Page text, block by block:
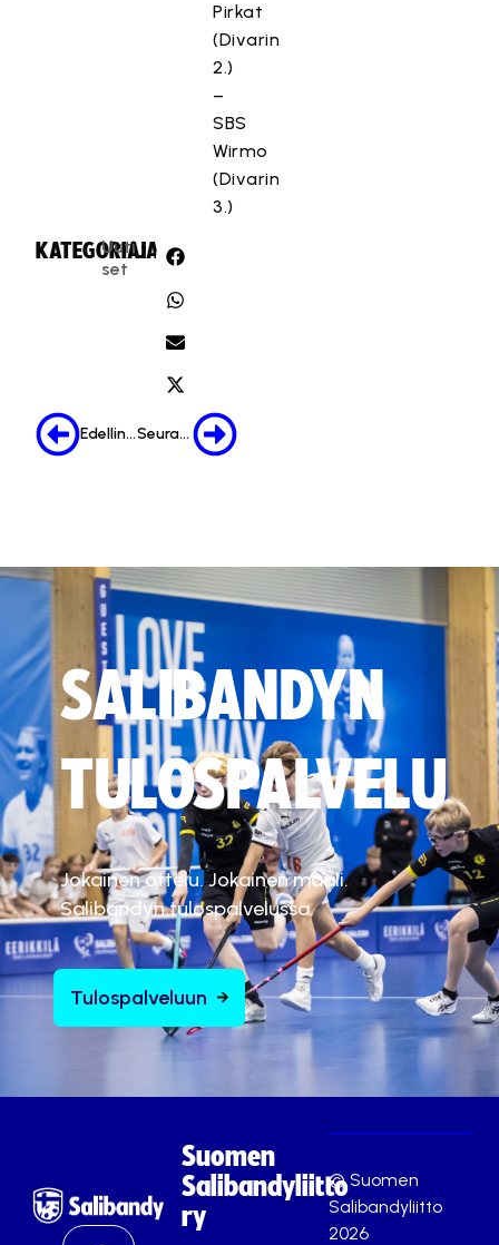
Pirkat
(Divarin
2.)
–
SBS
Wirmo
(Divarin
3.)
KATEGORIA:
Uuti
set
JAA:
Edellinen Seuraava
SALIBANDYN
TULOSPALVELU
Jokainen ottelu. Jokainen maali.
Salibandyn tulospalvelussa.
Tulospalveluun
Suomen
Salibandyliitto
ry
© Suomen
Salibandyliitto
2026